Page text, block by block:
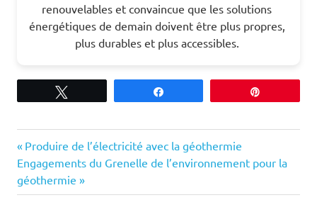
renouvelables et convaincue que les solutions
énergétiques de demain doivent être plus propres,
plus durables et plus accessibles.
Navigation
de
Previous
Post:
Produire de l’électricité avec la géothermie
Next
Post:
Engagements du Grenelle de l’environnement pour la
géothermie